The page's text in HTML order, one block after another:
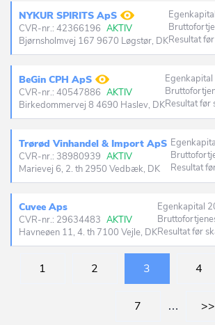
NYKUR SPIRITS ApS
CVR-nr.: 42366196 AKTIV
Bjørnsholmvej 167 9670 Løgstør, DKResultat
BeGin CPH ApS
CVR-nr.: 40547886 AKTIV
Birkedommervej 8 4690 Haslev, DKResultat før
Trørød Vinhandel & Import ApS
CVR-nr.: 38980939 AKTIV
Marievej 6, 2. th 2950 Vedbæk, DK
Resultat
Cuvee Aps
CVR-nr.: 29634483 AKTIV
Havneøen 11, 4. th 7100 Vejle, DK
Egenkapital
Resultat før
1 2 3 4
7 … >>